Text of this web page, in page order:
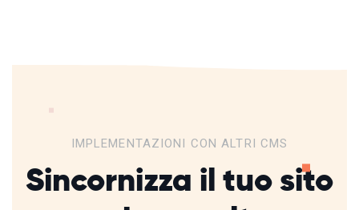
IMPLEMENTAZIONI CON ALTRI CMS
Sincornizza il tuo sito